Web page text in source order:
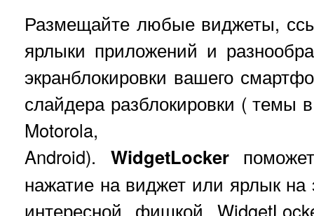
Размещайте любые виджеты,
ярлыки приложений и
экранблокировки вашего
слайдера разблокировки ( темы
Motorola,
Android). WidgetLockerпоможет
нажатие на виджет или ярлык на
интересной фишкой